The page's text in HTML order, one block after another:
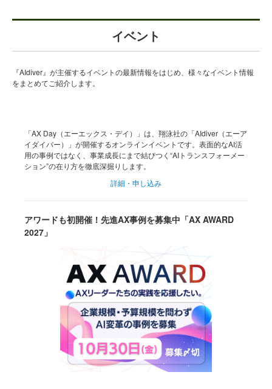
イベント
『AIdiver』が主催するイベントの最新情報をはじめ、様々なイベント情報
をまとめてご紹介します。
「AX Day（エーエックス・デイ）」は、翔泳社の「AIdiver（エーア
イダイバー）」が開催するオンラインイベントです。表面的なAI活
用の事例ではなく、事業成長にまで結びつく“AIトランスフォーメー
ション”の在り方を徹底深掘りします。
詳細・申し込み
アワードも初開催！先進AX事例を募集中「AX AWARD
2027」